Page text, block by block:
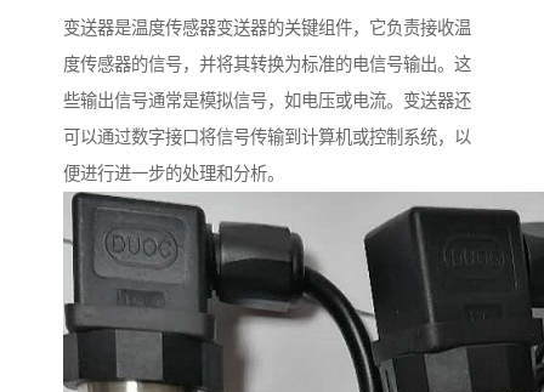
变送器是温度传感器变送器的关键组件，它负责接收温
度传感器的信号，并将其转换为标准的电信号输出。这
些输出信号通常是模拟信号，如电压或电流。变送器还
可以通过数字接口将信号传输到计算机或控制系统，以
便进行进一步的处理和分析。